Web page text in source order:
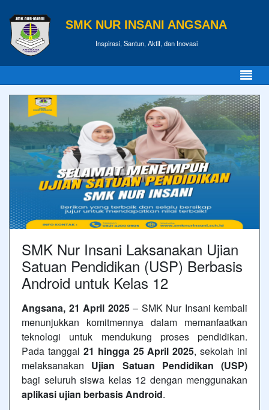
SMK NUR INSANI ANGSANA
Inspirasi, Santun, Aktif, dan Inovasi
SMK Nur Insani Laksanakan Ujian
Satuan Pendidikan (USP) Berbasis
Android untuk Kelas 12
Angsana, 21 April 2025– SMK Nur Insani kembali
menunjukkan komitmennya dalam memanfaatkan
teknologi untuk mendukung proses pendidikan.
Pada tanggal 21 hingga 25 April 2025, sekolah ini
melaksanakan Ujian Satuan Pendidikan (USP)
bagi seluruh siswa kelas 12 dengan menggunakan
aplikasi ujian berbasis Android.